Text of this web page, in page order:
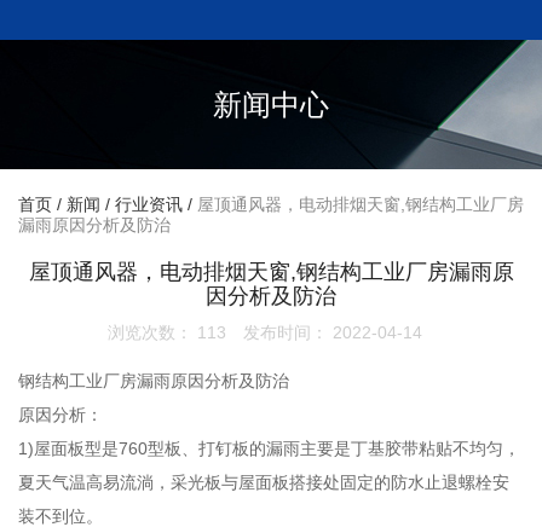
新闻中心
首页 / 新闻 / 行业资讯 / 屋顶通风器，电动排烟天窗,钢结构工业厂房
漏雨原因分析及防治
屋顶通风器，电动排烟天窗,钢结构工业厂房漏雨原
因分析及防治
浏览次数： 113 发布时间： 2022-04-14
钢结构工业厂房漏雨原因分析及防治
原因分析：
1)屋面板型是760型板、打钉板的漏雨主要是丁基胶带粘贴不均匀，
夏天气温高易流淌，采光板与屋面板搭接处固定的防水止退螺栓安
装不到位。